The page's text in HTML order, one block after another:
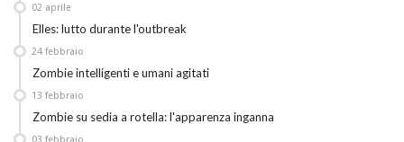
Elles: lutto durante l'outbreak
02 aprile
Zombie intelligenti e umani agitati
24 febbraio
Zombie su sedia a rotella: l'apparenza inganna
13 febbraio
03 febbraio